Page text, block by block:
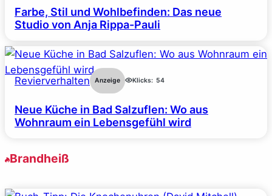
Farbe, Stil und Wohlbefinden: Das neue
Studio von Anja Rippa-Pauli
Revierverhalten Anzeige Klicks: 54
Neue Küche in Bad Salzuflen: Wo aus
Wohnraum ein Lebensgefühl wird
Brandheiß